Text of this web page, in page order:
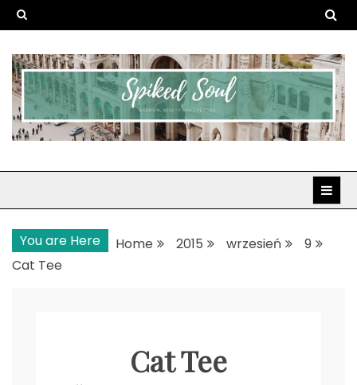
Skip
to
content
Spiked Soul
You are Here Home 2015 wrzesień
9
Cat Tee
Cat Tee